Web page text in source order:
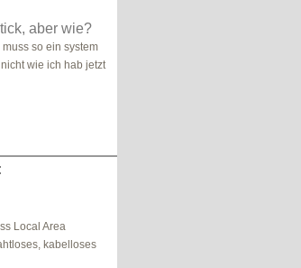
aber wie?
so ein system
wie ich hab jetzt
Local Area
kabelloses